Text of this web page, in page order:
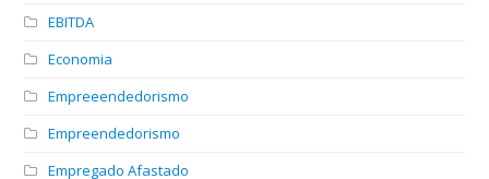
EBITDA
Economia
Empreeendedorismo
Empreendedorismo
Empregado Afastado